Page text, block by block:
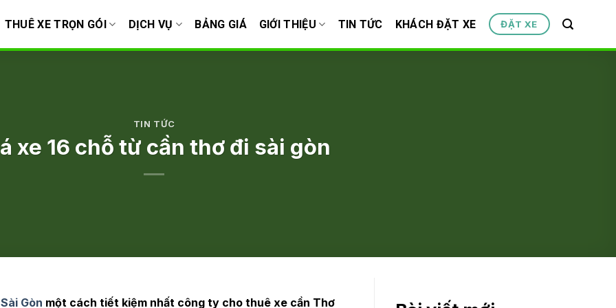
THUÊ XE TRỌN GÓI DỊCH VỤ BẢNG GIÁ GIỚI THIỆU TIN TỨC KHÁCH ĐẶT XE ĐẶT XE
TIN TỨC
xe 16 chỗ từ cần thơ đi sài gòn
Gòn một cách tiết kiệm nhất công ty cho thuê xe cần Thơ